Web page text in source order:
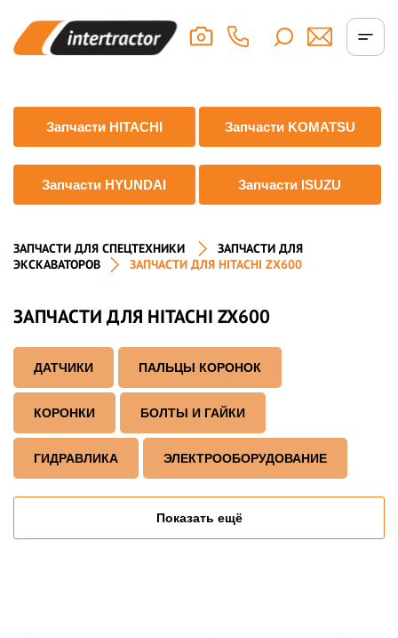
Запчасти HITACHI Запчасти KOMATSU
Запчасти HYUNDAI Запчасти ISUZU
ЗАПЧАСТИ ДЛЯ СПЕЦТЕХНИКИ
ЗАПЧАСТИ ДЛЯ
ЭКСКАВАТОРОВ
ЗАПЧАСТИ ДЛЯ HITACHI ZX600
ЗАПЧАСТИ ДЛЯ HITACHI ZX600
ДАТЧИКИ ПАЛЬЦЫ КОРОНОК
КОРОНКИ БОЛТЫ И ГАЙКИ
ГИДРАВЛИКА ЭЛЕКТРООБОРУДОВАНИЕ
Показать ещё